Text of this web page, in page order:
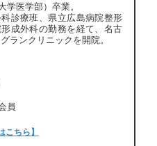
学医学部）卒業。
診療班、県立広島病院整形
成外科の勤務を経て、名古
ランクリニックを開院。
員
こちら】